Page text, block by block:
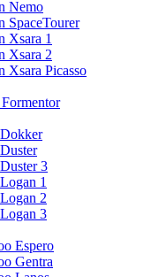
Nemo
SpaceTourer
Xsara 1
Xsara 2
Xsara Picasso
3
1
2
3
Espero
Gentra